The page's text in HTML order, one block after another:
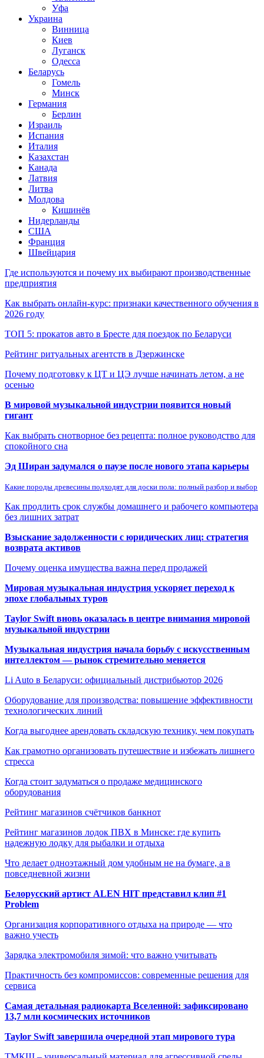
Уфа
Украина
Винница
Киев
Луганск
Одесса
Беларусь
Гомель
Минск
Германия
Берлин
Израиль
Испания
Италия
Казахстан
Канада
Латвия
Литва
Молдова
Кишинёв
Нидерланды
США
Франция
Швейцария
Где используются и почему их выбирают производственные
предприятия
Как выбрать онлайн-курс: признаки качественного обучения в
2026 году
ТОП 5: прокатов авто в Бресте для поездок по Беларуси
Рейтинг ритуальных агентств в Дзержинске
Почему подготовку к ЦТ и ЦЭ лучше начинать летом, а не
осенью
В мировой музыкальной индустрии появится новый
гигант
Как выбрать снотворное без рецепта: полное руководство для
спокойного сна
Эд Ширан задумался о паузе после нового этапа карьеры
Какие породы древесины подходят для доски пола: полный разбор и выбор
Как продлить срок службы домашнего и рабочего компьютера
без лишних затрат
Взыскание задолженности с юридических лиц: стратегия
возврата активов
Почему оценка имущества важна перед продажей
Мировая музыкальная индустрия ускоряет переход к
эпохе глобальных туров
Taylor Swift вновь оказалась в центре внимания мировой
музыкальной индустрии
Музыкальная индустрия начала борьбу с искусственным
интеллектом — рынок стремительно меняется
Li Auto в Беларуси: официальный дистрибьютор 2026
Оборудование для производства: повышение эффективности
технологических линий
Когда выгоднее арендовать складскую технику, чем покупать
Как грамотно организовать путешествие и избежать лишнего
стресса
Когда стоит задуматься о продаже медицинского
оборудования
Рейтинг магазинов счётчиков банкнот
Рейтинг магазинов лодок ПВХ в Минске: где купить
надежную лодку для рыбалки и отдыха
Что делает одноэтажный дом удобным не на бумаге, а в
повседневной жизни
Белорусский артист ALEN HIT представил клип #1
Problem
Организация корпоративного отдыха на природе — что
важно учесть
Зарядка электромобиля зимой: что важно учитывать
Практичность без компромиссов: современные решения для
сервиса
Самая детальная радиокарта Вселенной: зафиксировано
13,7 млн космических источников
Taylor Swift завершила очередной этап мирового тура